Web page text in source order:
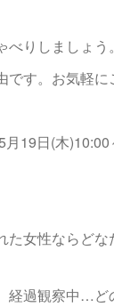
りしましょう。
です。お気軽に
月19日(木)10:00
た女性ならど
経過観察中…ど